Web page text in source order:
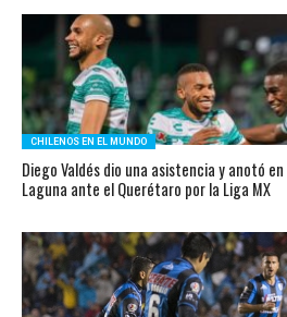
CHILENOS EN EL MUNDO
Diego Valdés dio una asistencia y anotó
Laguna ante el Querétaro por la Liga MX